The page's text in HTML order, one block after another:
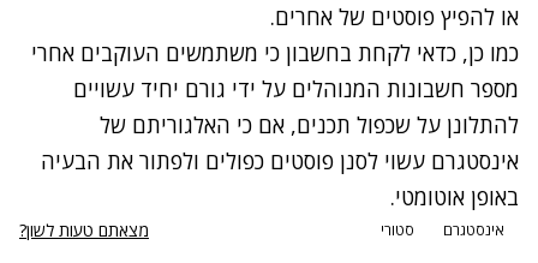
או להפיץ פוסטים של אחרים.
כמו כן, כדאי לקחת בחשבון כי משתמשים העוקבים אחרי
מספר חשבונות המנוהלים על ידי גורם יחיד עשויים
להתלונן על שכפול תכנים, אם כי האלגוריתם של
אינסטגרם עשוי לסנן פוסטים כפולים ולפתור את הבעיה
באופן אוטומטי.
אינסטגרם סטורי מצאתם טעות לשון?